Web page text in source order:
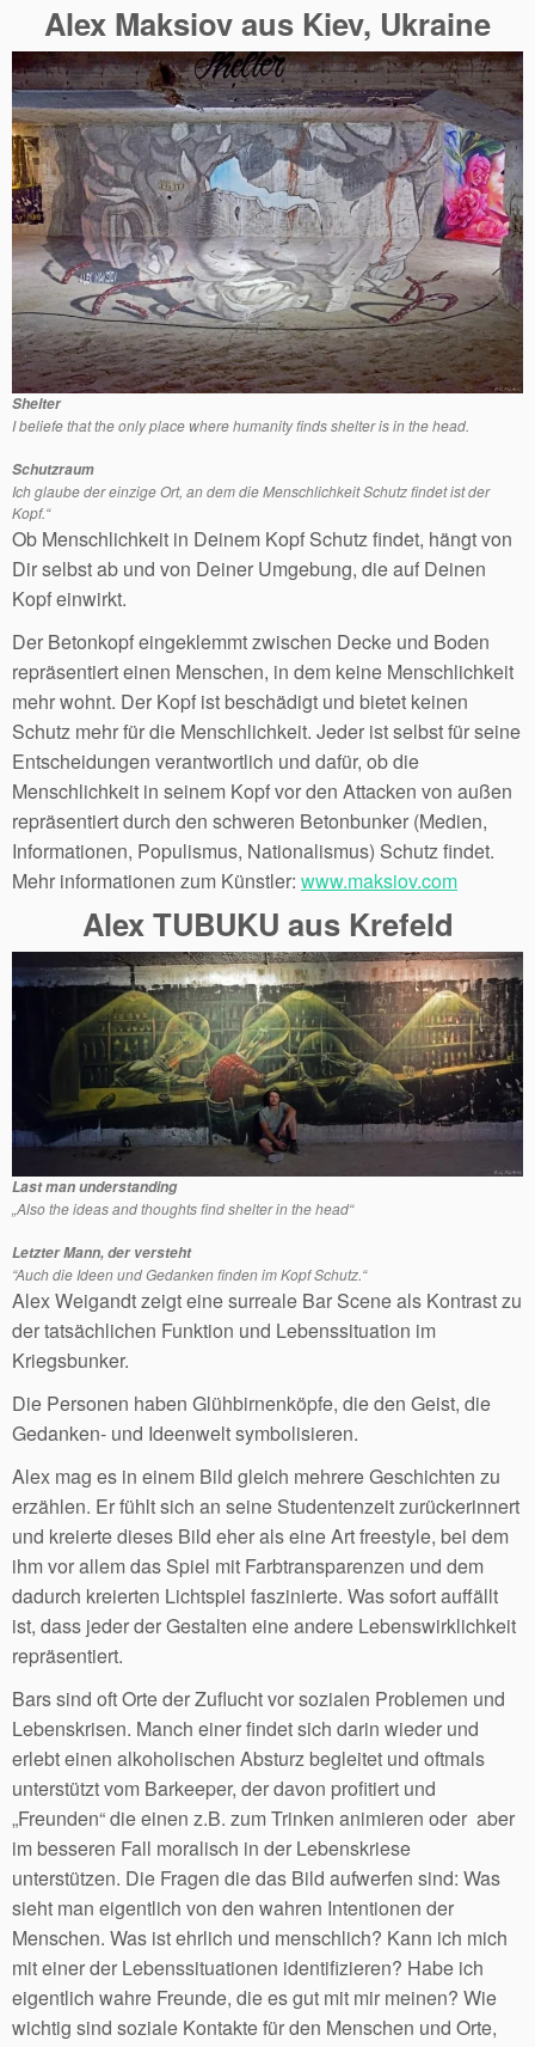
Alex Maksiov aus Kiev, Ukraine
Shelter
I beliefe that the only place where humanity finds shelter is in the head.
Schutzraum
Ich glaube der einzige Ort, an dem die Menschlichkeit Schutz findet ist der
Kopf.“
Ob Menschlichkeit in Deinem Kopf Schutz findet, hängt von
Dir selbst ab und von Deiner Umgebung, die auf Deinen
Kopf einwirkt.
Der Betonkopf eingeklemmt zwischen Decke und Boden
repräsentiert einen Menschen, in dem keine Menschlichkeit
mehr wohnt. Der Kopf ist beschädigt und bietet keinen
Schutz mehr für die Menschlichkeit. Jeder ist selbst für seine
Entscheidungen verantwortlich und dafür, ob die
Menschlichkeit in seinem Kopf vor den Attacken von außen
repräsentiert durch den schweren Betonbunker (Medien,
Informationen, Populismus, Nationalismus) Schutz findet.
Mehr informationen zum Künstler: www.maksiov.com
Alex TUBUKU aus Krefeld
Last man understanding
„Also the ideas and thoughts find shelter in the head“
Letzter Mann, der versteht
“Auch die Ideen und Gedanken finden im Kopf Schutz.“
Alex Weigandt zeigt eine surreale Bar Scene als Kontrast zu
der tatsächlichen Funktion und Lebenssituation im
Kriegsbunker.
Die Personen haben Glühbirnenköpfe, die den Geist, die
Gedanken- und Ideenwelt symbolisieren.
Alex mag es in einem Bild gleich mehrere Geschichten zu
erzählen. Er fühlt sich an seine Studentenzeit zurückerinnert
und kreierte dieses Bild eher als eine Art freestyle, bei dem
ihm vor allem das Spiel mit Farbtransparenzen und dem
dadurch kreierten Lichtspiel faszinierte. Was sofort auffällt
ist, dass jeder der Gestalten eine andere Lebenswirklichkeit
repräsentiert.
Bars sind oft Orte der Zuflucht vor sozialen Problemen und
Lebenskrisen. Manch einer findet sich darin wieder und
erlebt einen alkoholischen Absturz begleitet und oftmals
unterstützt vom Barkeeper, der davon profitiert und
„Freunden“ die einen z.B. zum Trinken animieren oder aber
im besseren Fall moralisch in der Lebenskriese
unterstützen. Die Fragen die das Bild aufwerfen sind: Was
sieht man eigentlich von den wahren Intentionen der
Menschen. Was ist ehrlich und menschlich? Kann ich mich
mit einer der Lebenssituationen identifizieren? Habe ich
eigentlich wahre Freunde, die es gut mit mir meinen? Wie
wichtig sind soziale Kontakte für den Menschen und Orte,